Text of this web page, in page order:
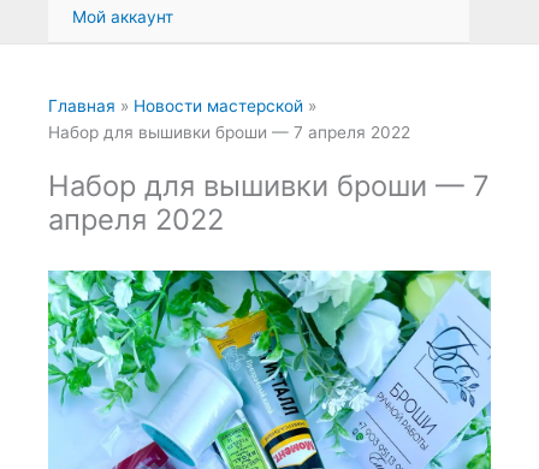
Мой аккаунт
Главная
Новости мастерской
Набор для вышивки броши — 7 апреля 2022
Набор для вышивки броши — 7
апреля 2022